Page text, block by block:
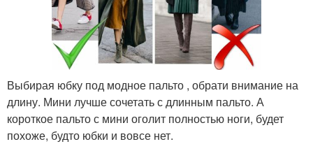
Выбирая юбку под модное пальто , обрати внимание на
длину. Мини лучше сочетать с длинным пальто. А
короткое пальто с мини оголит полностью ноги, будет
похоже, будто юбки и вовсе нет.